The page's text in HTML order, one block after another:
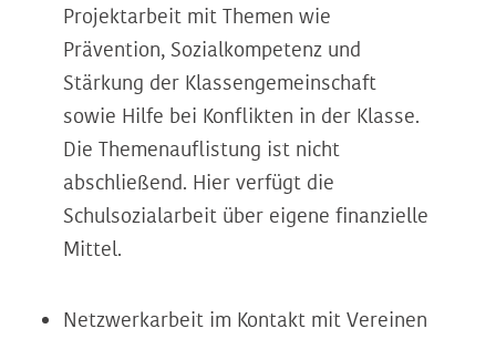
Projektarbeit mit Themen wie
Prävention, Sozialkompetenz und
Stärkung der Klassengemeinschaft
sowie Hilfe bei Konflikten in der Klasse.
Die Themenauflistung ist nicht
abschließend. Hier verfügt die
Schulsozialarbeit über eigene finanzielle
Mittel.
Netzwerkarbeit im Kontakt mit Vereinen